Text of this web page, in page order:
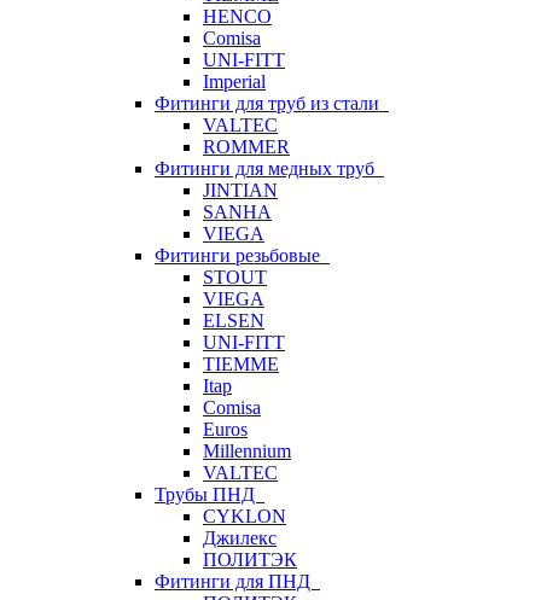
HENCO
Comisa
UNI-FITT
Imperial
Фитинги для труб из стали
VALTEC
ROMMER
Фитинги для медных труб
JINTIAN
SANHA
VIEGA
Фитинги резьбовые
STOUT
VIEGA
ELSEN
UNI-FITT
TIEMME
Itap
Comisa
Euros
Millennium
VALTEC
Трубы ПНД
CYKLON
Джилекс
ПОЛИТЭК
Фитинги для ПНД